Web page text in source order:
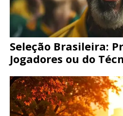
Seleção Brasileira:
Jogadores ou do